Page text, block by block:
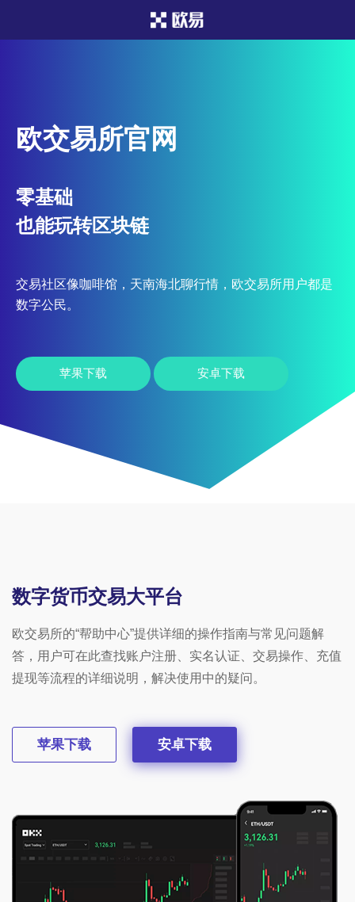
欧交易所官网
零基础
也能玩转区块链
交易社区像咖啡馆，天南海北聊行情，欧交易所用户都是
数字公民。
苹果下载 安卓下载
数字货币交易大平台
欧交易所的“帮助中心”提供详细的操作指南与常见问题解
答，用户可在此查找账户注册、实名认证、交易操作、充值
提现等流程的详细说明，解决使用中的疑问。
苹果下载 安卓下载